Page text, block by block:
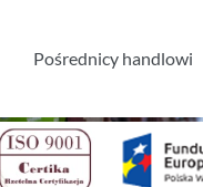
Pośrednicy handlowi